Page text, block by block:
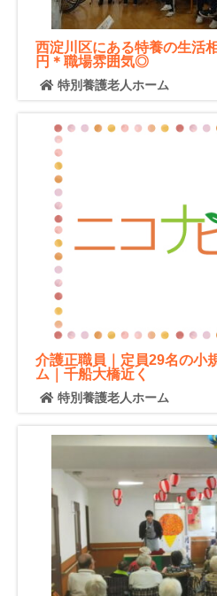
西淀川区にある特養の生活
円＊職場雰囲気◎
特別養護老人ホーム
介護正職員｜定員29名の小
ム｜千船大橋近く
特別養護老人ホーム